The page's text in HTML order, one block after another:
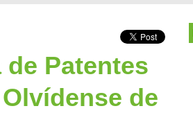
Patentes
de